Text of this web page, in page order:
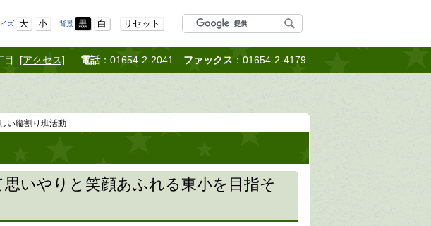
ズ 大 小 背景 黒 白 リセット
目 [アクセス] 電話：01654-2-2041 ファックス ：01654-2-4179
い縦割り班活動
思いやりと笑顔あふれる東小を目指そ